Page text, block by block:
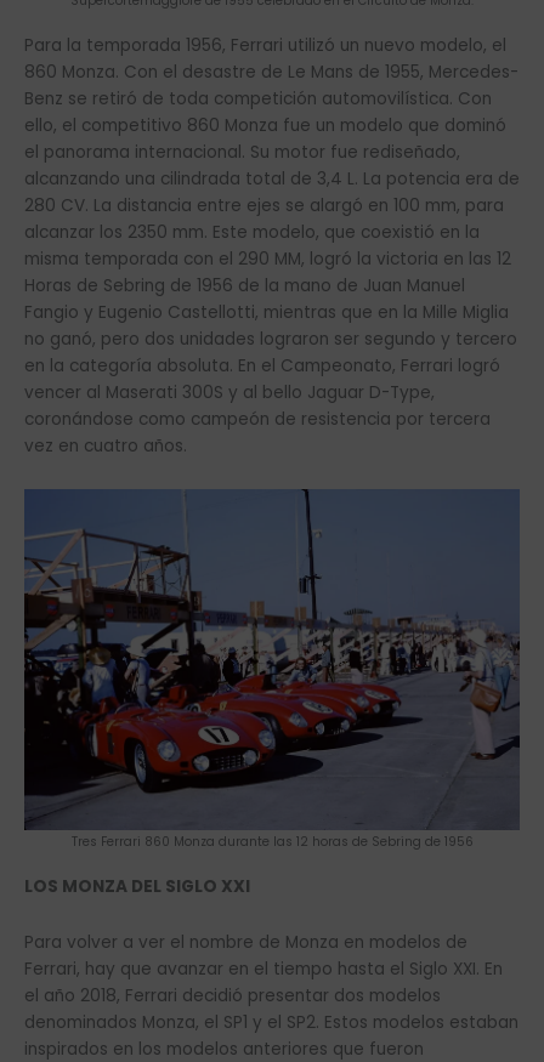
Para la temporada 1956, Ferrari utilizó un nuevo modelo, el
860 Monza. Con el desastre de Le Mans de 1955, Mercedes-
Benz se retiró de toda competición automovilística. Con
ello, el competitivo 860 Monza fue un modelo que dominó
el panorama internacional. Su motor fue rediseñado,
alcanzando una cilindrada total de 3,4 L. La potencia era de
280 CV. La distancia entre ejes se alargó en 100 mm, para
alcanzar los 2350 mm. Este modelo, que coexistió en la
misma temporada con el 290 MM, logró la victoria en las 12
Horas de Sebring de 1956 de la mano de Juan Manuel
Fangio y Eugenio Castellotti, mientras que en la Mille Miglia
no ganó, pero dos unidades lograron ser segundo y tercero
en la categoría absoluta. En el Campeonato, Ferrari logró
vencer al Maserati 300S y al bello Jaguar D-Type,
coronándose como campeón de resistencia por tercera
vez en cuatro años.
Tres Ferrari 860 Monza durante las 12 horas de Sebring de 1956
LOS MONZA DEL SIGLO XXI
Para volver a ver el nombre de Monza en modelos de
Ferrari, hay que avanzar en el tiempo hasta el Siglo XXI. En
el año 2018, Ferrari decidió presentar dos modelos
denominados Monza, el SP1 y el SP2. Estos modelos estaban
inspirados en los modelos anteriores que fueron